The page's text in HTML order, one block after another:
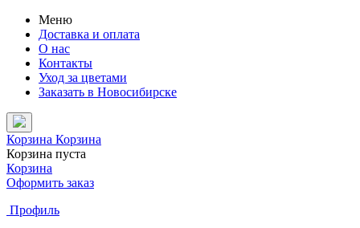
Меню
Доставка и оплата
О нас
Контакты
Уход за цветами
Заказать в Новосибирске
Корзина Корзина
Корзина пуста
Корзина
Оформить заказ
Профиль